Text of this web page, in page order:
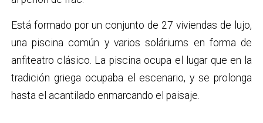
Está formado por un conjunto de 27 viviendas de lujo,
una piscina común y varios soláriums en forma de
anfiteatro clásico. La piscina ocupa el lugar que en la
tradición griega ocupaba el escenario, y se prolonga
hasta el acantilado enmarcando el paisaje.